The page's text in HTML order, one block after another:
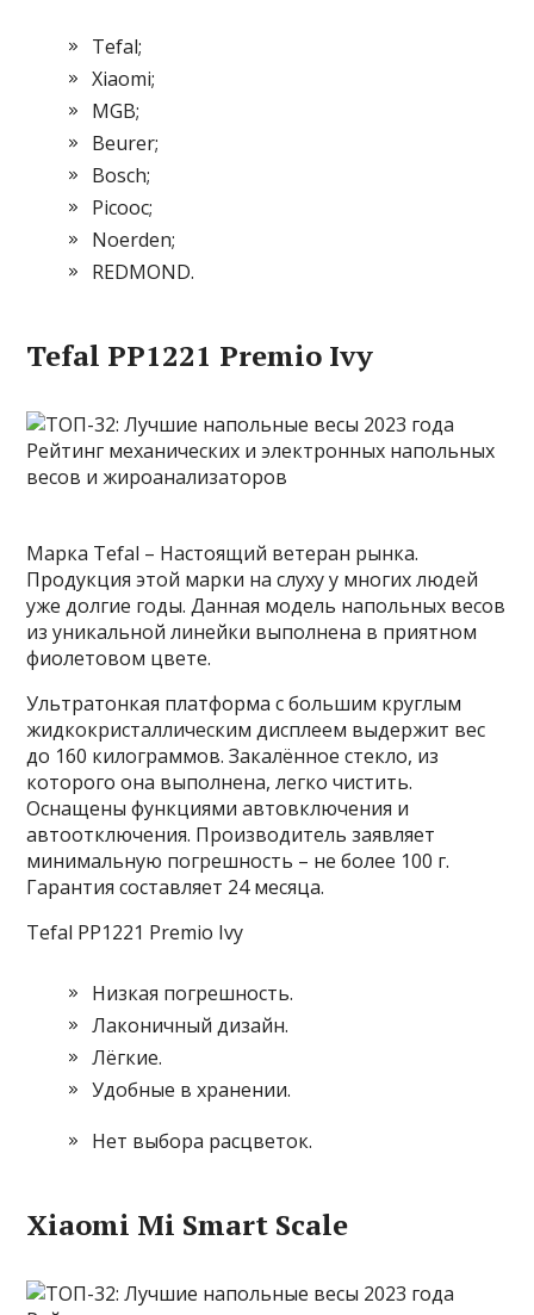
Tefal;
Xiaomi;
MGB;
Beurer;
Bosch;
Picooc;
Noerden;
REDMOND.
Tefal PP1221 Premio Ivy
Марка Tefal – Настоящий ветеран рынка.
Продукция этой марки на слуху у многих людей
уже долгие годы. Данная модель напольных весов
из уникальной линейки выполнена в приятном
фиолетовом цвете.
Ультратонкая платформа с большим круглым
жидкокристаллическим дисплеем выдержит вес
до 160 килограммов. Закалённое стекло, из
которого она выполнена, легко чистить.
Оснащены функциями автовключения и
автоотключения. Производитель заявляет
минимальную погрешность – не более 100 г.
Гарантия составляет 24 месяца.
Tefal PP1221 Premio Ivy
Низкая погрешность.
Лаконичный дизайн.
Лёгкие.
Удобные в хранении.
Нет выбора расцветок.
Xiaomi Mi Smart Scale